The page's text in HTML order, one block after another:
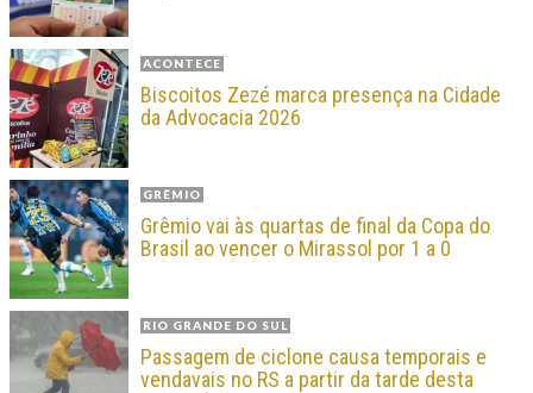
ACONTECE
Biscoitos Zezé marca presença na Cidade
da Advocacia 2026
GRÊMIO
Grêmio vai às quartas de final da Copa do
Brasil ao vencer o Mirassol por 1 a 0
RIO GRANDE DO SUL
Passagem de ciclone causa temporais e
vendavais no RS a partir da tarde desta